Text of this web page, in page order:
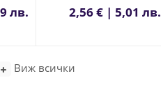
лв. 2,56 € | 5,01 лв.
Виж всички